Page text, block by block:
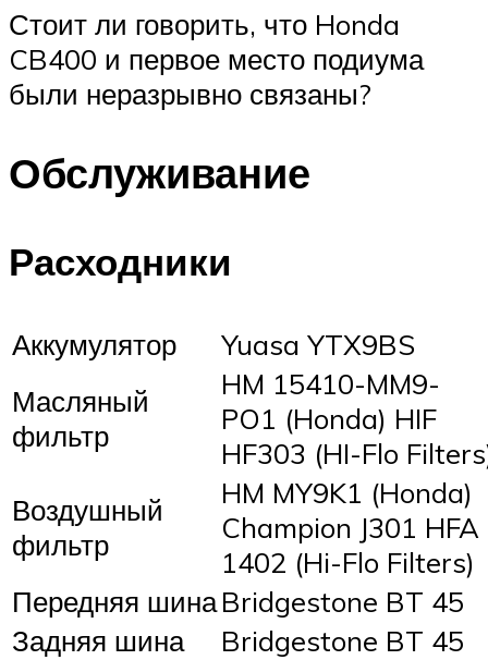
Стоит ли говорить, что Honda
CB400 и первое место подиума
были неразрывно связаны?
Обслуживание
Расходники
Аккумулятор
Yuasa YTX9BS
Масляный
фильтр
HM 15410-MM9-
PO1 (Honda) HIF
HF303 (HI-Flo
Воздушный
фильтр
HM MY9K1 (Honda)
Champion J301 HFA
1402 (Hi-Flo Filters)
Передняя шинаBridgestone BT 45
Задняя шина
Bridgestone BT 45